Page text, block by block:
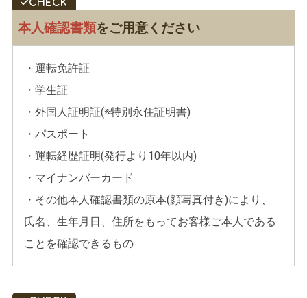
本人確認書類をご用意ください
・運転免許証
・学生証
・外国人証明証(※特別永住証明書)
・パスポート
・運転経歴証明(発行より10年以内)
・マイナンバーカード
・その他本人確認書類の原本(顔写真付き)により、
氏名、生年月日、住所をもってお客様ご本人である
ことを確認できるもの